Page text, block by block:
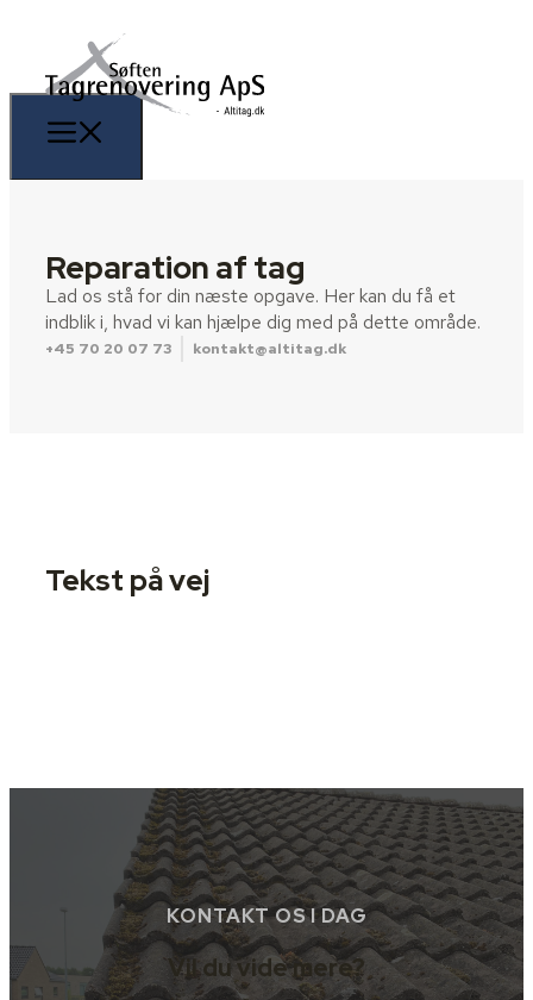
Reparation af tag
Lad os stå for din næste opgave. Her kan du få et
indblik i, hvad vi kan hjælpe dig med på dette område.
+45 70 20 07 73 kontakt@altitag.dk
Tekst på vej
KONTAKT OS I DAG
Vil du vide mere?